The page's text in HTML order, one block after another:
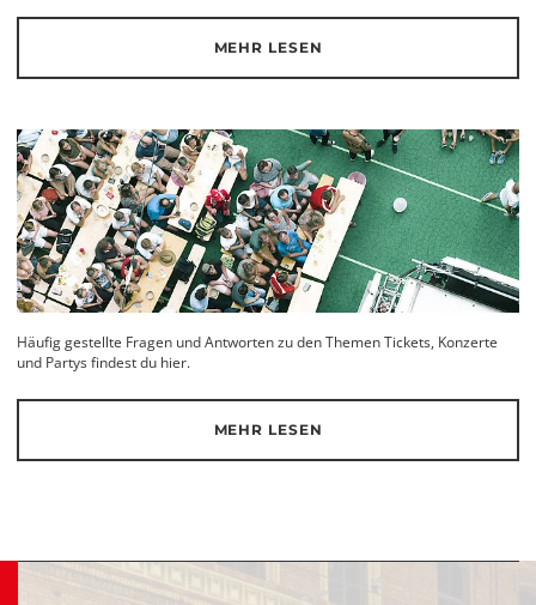
MEHR LESEN
Häufig gestellte Fragen und Antworten zu den Themen Tickets, Konzerte
und Partys findest du hier.
MEHR LESEN